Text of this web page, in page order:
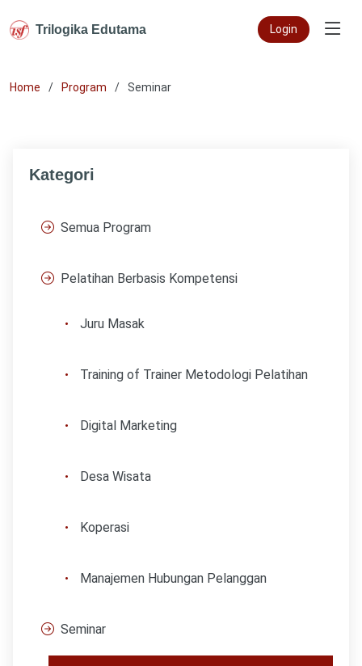
Trilogika Edutama Login
Home Program Seminar
Kategori
Semua Program
Pelatihan Berbasis Kompetensi
Juru Masak
Training of Trainer Metodologi Pelatihan
Digital Marketing
Desa Wisata
Koperasi
Manajemen Hubungan Pelanggan
Seminar